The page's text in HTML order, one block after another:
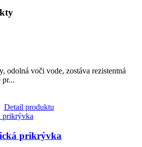
odolná voči vode, zostáva rezistentná
pr...
Detail produktu
prikrývka